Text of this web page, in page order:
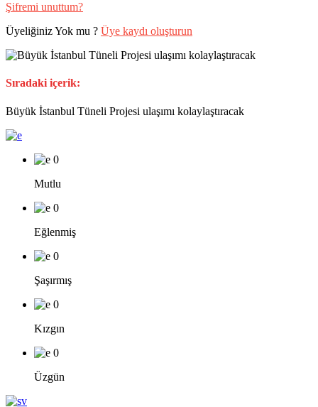
Şifremi unuttum?
Üyeliğiniz Yok mu ? Üye kaydı oluşturun
Sıradaki içerik:
Büyük İstanbul Tüneli Projesi ulaşımı kolaylaştıracak
0
Mutlu
0
Eğlenmiş
0
Şaşırmış
0
Kızgın
0
Üzgün